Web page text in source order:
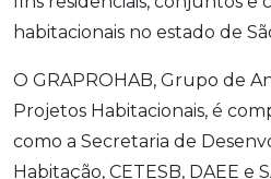
habitacionais no estado de
O GRAPROHAB, Grupo de
Projetos Habitacionais, é
como a Secretaria de
Habitação, CETESB, DAEE e